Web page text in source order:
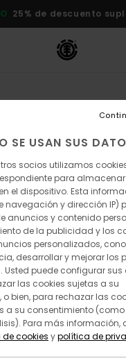
25% de descuento
SE USAN SUS
socios utilizamos
para
el dispositivo. Esta
navegación y dirección IP)
anuncios y contenido
de la publicidad y los
personalizados,
desarrollar y mejorar los
Usted puede configurar
las cookies sujetas a su
o bien, para rechazar las
a su consentimiento
Para más información,
cookies ypolítica de